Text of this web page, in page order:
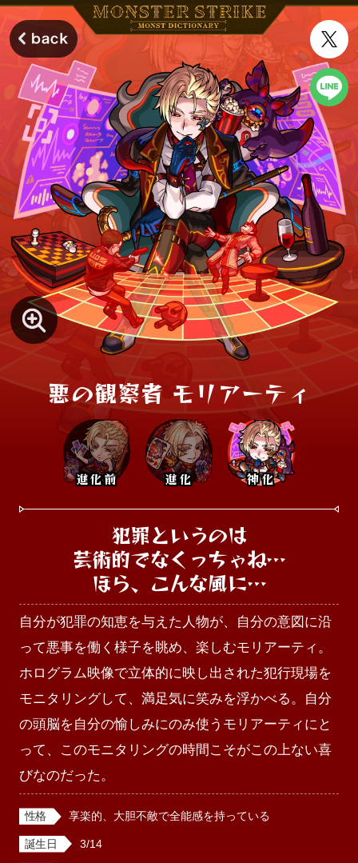
悪の観察者 モリアーティ
進化前 進化 神化
犯罪というのは
芸術的でなくっちゃね…
ほら、こんな風に…
自分が犯罪の知恵を与えた人物が、自分の意図に沿
って悪事を働く様子を眺め、楽しむモリアーティ。
ホログラム映像で立体的に映し出された犯行現場を
モニタリングして、満足気に笑みを浮かべる。自分
の頭脳を自分の愉しみにのみ使うモリアーティにと
って、このモニタリングの時間こそがこの上ない喜
びなのだった。
性格 享楽的、大胆不敵で全能感を持っている
誕生日 3/14